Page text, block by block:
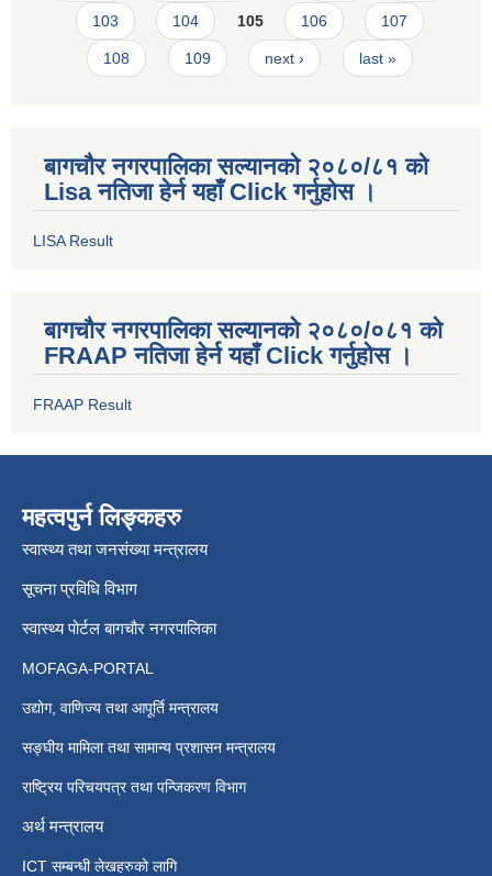
103 104 105 106 107
108 109 next › last »
बागचौर नगरपालिका सल्यानको २०८०/८१ को
Lisa नतिजा हेर्न यहाँ Click गर्नुहोस ।
LISA Result
बागचौर नगरपालिका सल्यानको २०८०/०८१ को
FRAAP नतिजा हेर्न यहाँ Click गर्नुहोस ।
FRAAP Result
महत्वपुर्न लिङ्कहरु
स्वास्थ्य तथा जनसंख्या मन्त्रालय
सूचना प्रविधि विभाग
स्वास्थ्य पोर्टल बागचौर नगरपालिका
MOFAGA-PORTAL
उद्योग, वाणिज्य तथा आपूर्ति मन्त्रालय
सङ्घीय मामिला तथा सामान्य प्रशासन मन्त्रालय
राष्ट्रिय परिचयपत्र तथा पन्जिकरण विभाग
अर्थ मन्त्रालय
ICT सम्बन्धी लेखहरुको लागि